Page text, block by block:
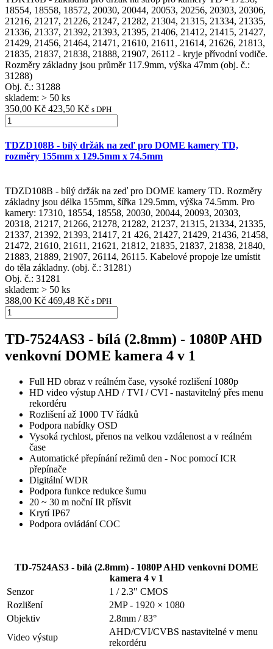
18554, 18558, 18572, 20030, 20044, 20053, 20256, 20303, 20306,
21216, 21217, 21226, 21247, 21282, 21304, 21315, 21334, 21335,
21336, 21337, 21392, 21393, 21395, 21406, 21412, 21415, 21427,
21429, 21456, 21464, 21471, 21610, 21611, 21614, 21626, 21813,
21835, 21837, 21838, 21888, 21907, 26112 - kryje přívodní vodiče.
Rozměry základny jsou průměr 117.9mm, výška 47mm (obj. č.:
31288)
Obj. č.: 31288
skladem: > 50 ks
350,00 Kč 423,50 Kč s DPH
TDZD108B - bílý držák na zeď pro DOME kamery TD,
rozměry 155mm x 129.5mm x 74.5mm
TDZD108B - bílý držák na zeď pro DOME kamery TD. Rozměry
základny jsou délka 155mm, šířka 129.5mm, výška 74.5mm. Pro
kamery: 17310, 18554, 18558, 20030, 20044, 20093, 20303,
20318, 21217, 21266, 21278, 21282, 21237, 21315, 21334, 21335,
21337, 21392, 21393, 21417, 21 426, 21427, 21429, 21436, 21458,
21472, 21610, 21611, 21621, 21812, 21835, 21837, 21838, 21840,
21883, 21889, 21907, 26114, 26115. Kabelové propoje lze umístit
do těla základny. (obj. č.: 31281)
Obj. č.: 31281
skladem: > 50 ks
388,00 Kč 469,48 Kč s DPH
TD-7524AS3 - bílá (2.8mm) - 1080P AHD
venkovní DOME kamera 4 v 1
Full HD obraz v reálném čase, vysoké rozlišení 1080p
HD video výstup AHD / TVI / CVI - nastavitelný přes menu
rekordéru
Rozlišení až 1000 TV řádků
Podpora nabídky OSD
Vysoká rychlost, přenos na velkou vzdálenost a v reálném
čase
Automatické přepínání režimů den - Noc pomocí ICR
přepínače
Digitální WDR
Podpora funkce redukce šumu
20 ~ 30 m noční IR přísvit
Krytí IP67
Podpora ovládání COC
TD-7524AS3 - bílá (2.8mm) - 1080P AHD venkovní DOME
kamera 4 v 1
Senzor
1 / 2.3" CMOS
Rozlišení
2MP - 1920 × 1080
Objektiv
2.8mm / 83°
Video výstup
AHD/CVI/CVBS nastavitelné v menu
rekordéru